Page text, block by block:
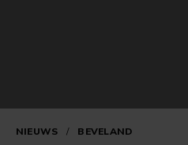
NIEUWS / BEVELAND